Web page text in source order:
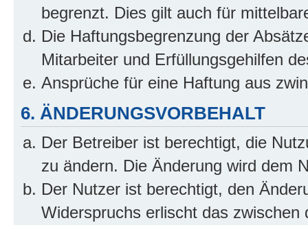
begrenzt. Dies gilt auch für
Die Haftungsbegrenzung der
Mitarbeiter und Erfüllungsgehilfen
Ansprüche für eine Haftung aus
6. ÄNDERUNGSVORBEHALT
Der Betreiber ist berechtigt, die
zu ändern. Die Änderung wird dem
Der Nutzer ist berechtigt, den
Widerspruchs erlischt das